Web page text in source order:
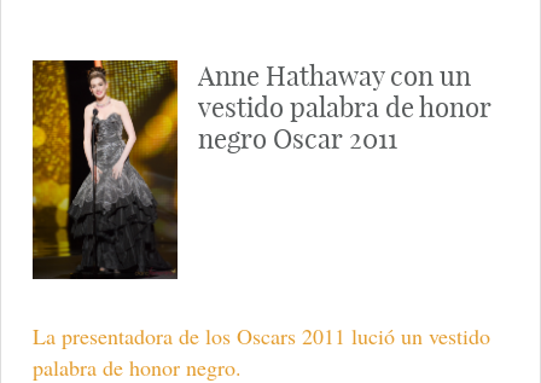
Anne Hathaway con un
vestido palabra de honor
negro Oscar 2011
La presentadora de los Oscars 2011 lució un vestido
palabra de honor negro.